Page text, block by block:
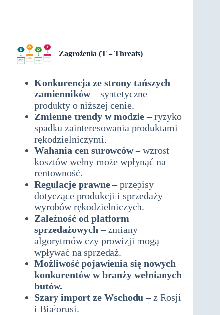
Zagrożenia (T – Threats)
Konkurencja ze strony tańszych
zamienników– syntetyczne
produkty o niższej cenie.
Zmienne trendy w modzie– ryzyko
spadku zainteresowania produktami
rękodzielniczymi.
Wahania cen surowców– wzrost
kosztów wełny może wpłynąć na
rentowność.
Regulacje prawne– przepisy
dotyczące produkcji i sprzedaży
wyrobów rękodzielniczych.
Zależność od platform
sprzedażowych – zmiany
algorytmów czy prowizji mogą
wpływać na sprzedaż.
Możliwość pojawienia się nowych
konkurentów w branży wełnianych
butów.
Szary import ze Wschodu– z Rosji
i Białorusi.